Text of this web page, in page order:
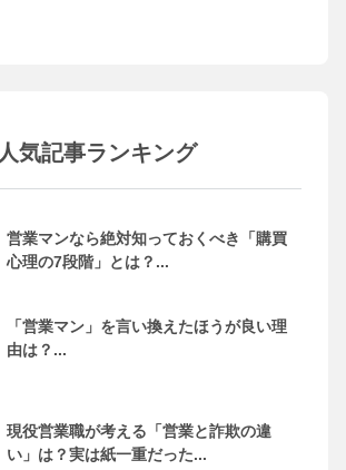
人気記事ランキング
営業マンなら絶対知っておくべき「購買
心理の7段階」とは？...
「営業マン」を言い換えたほうが良い理
由は？...
現役営業職が考える「営業と詐欺の違
い」は？実は紙一重だった...